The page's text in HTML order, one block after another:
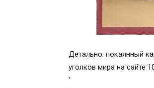
Детально: покаянный
уголков мира на сайте
'